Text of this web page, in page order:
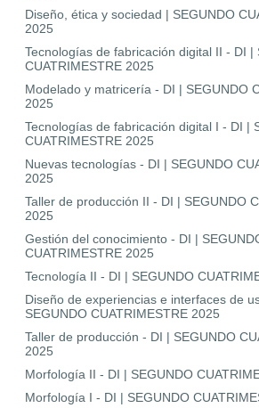
Diseño, ética y sociedad | SEGUNDO
2025
Tecnologías de fabricación digital II - DI |
CUATRIMESTRE 2025
Modelado y matricería - DI | SEGUNDO
2025
Tecnologías de fabricación digital I - DI |
CUATRIMESTRE 2025
Nuevas tecnologías - DI | SEGUNDO
2025
Taller de producción II - DI | SEGUNDO
2025
Gestión del conocimiento - DI |
CUATRIMESTRE 2025
Tecnología II - DI | SEGUNDO
Diseño de experiencias e interfaces de
SEGUNDO CUATRIMESTRE 2025
Taller de producción - DI | SEGUNDO
2025
Morfología II - DI | SEGUNDO
Morfología I - DI | SEGUNDO